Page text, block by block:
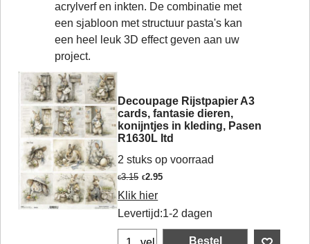
acrylverf en inkten. De combinatie met
een sjabloon met structuur pasta's kan
een heel leuk 3D effect geven aan uw
project.
Decoupage Rijstpapier A3
cards, fantasie dieren,
konijntjes in kleding, Pasen
R1630L Itd
2 stuks op voorraad
€3.15 €2.95
Klik hier
Levertijd:1-2 dagen
Bestel